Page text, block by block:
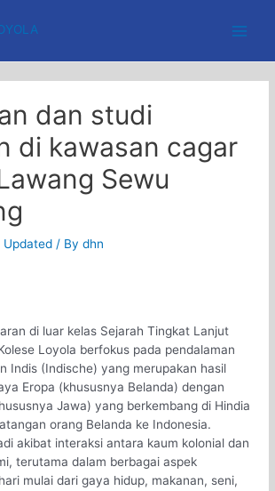
dan studi
di kawasan cagar
Sewu
Updated / Bydhn
di luar kelas Sejarah Tingkat Lanjut
Loyola berfokus pada pendalaman
Indis (Indische) yang merupakan hasil
Eropa (khususnya Belanda) dengan
Jawa) yang berkembang di Hindia
orang Belanda ke Indonesia.
akibat interaksi antara kaum kolonial dan
terutama dalam berbagai aspek
mulai dari gaya hidup, makanan, seni,